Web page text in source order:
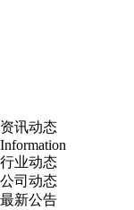
资讯动态
Information
行业动态
公司动态
最新公告